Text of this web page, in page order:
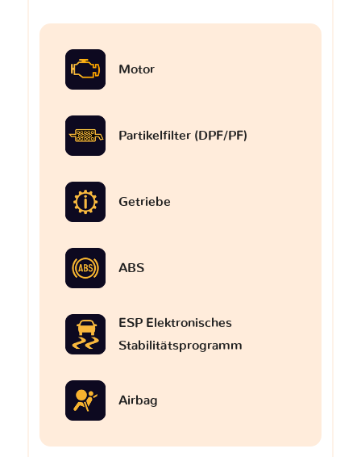
Motor
Partikelfilter (DPF/PF)
Getriebe
ABS
ESP Elektronisches
Stabilitätsprogramm
Airbag